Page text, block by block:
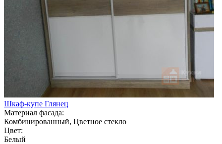
Шкаф-купе Глянец
Материал фасада:
Комбинированный, Цветное стекло
Цвет:
Белый